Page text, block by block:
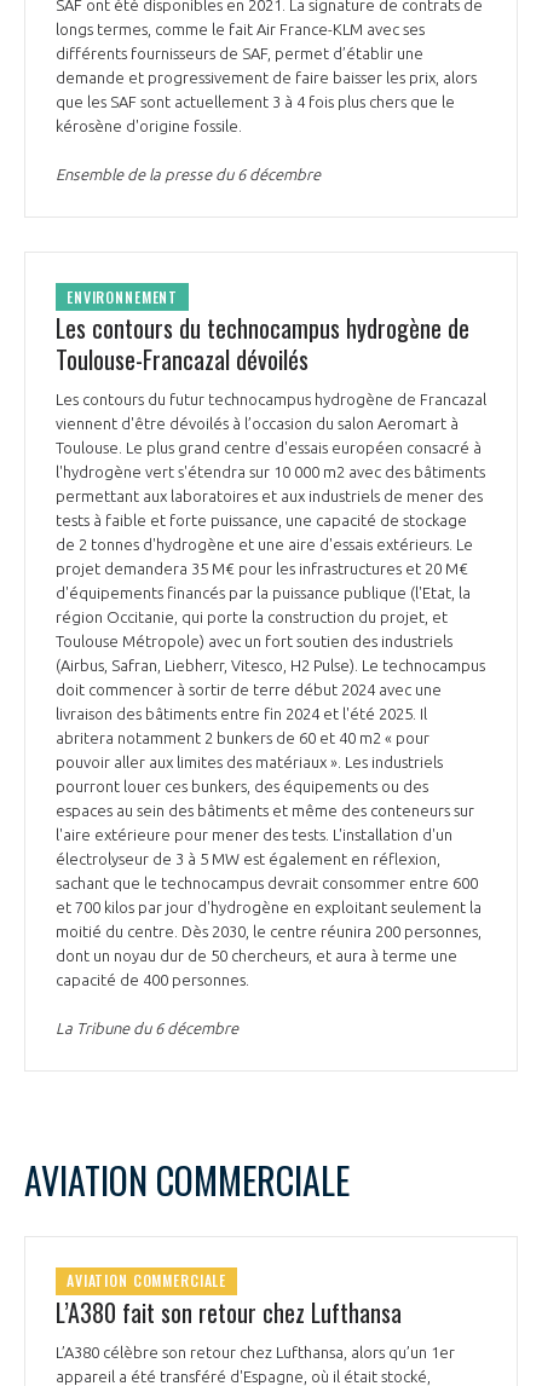
SAF ont été disponibles en 2021. La signature de contrats de
longs termes, comme le fait Air France-KLM avec ses
différents fournisseurs de SAF, permet d’établir une
demande et progressivement de faire baisser les prix, alors
que les SAF sont actuellement 3 à 4 fois plus chers que le
kérosène d'origine fossile.
Ensemble de la presse du 6 décembre
ENVIRONNEMENT
Les contours du technocampus hydrogène de
Toulouse-Francazal dévoilés
Les contours du futur technocampus hydrogène de Francazal
viennent d'être dévoilés à l’occasion du salon Aeromart à
Toulouse. Le plus grand centre d'essais européen consacré à
l'hydrogène vert s'étendra sur 10 000 m2 avec des bâtiments
permettant aux laboratoires et aux industriels de mener des
tests à faible et forte puissance, une capacité de stockage
de 2 tonnes d'hydrogène et une aire d'essais extérieurs. Le
projet demandera 35 M€ pour les infrastructures et 20 M€
d'équipements financés par la puissance publique (l'Etat, la
région Occitanie, qui porte la construction du projet, et
Toulouse Métropole) avec un fort soutien des industriels
(Airbus, Safran, Liebherr, Vitesco, H2 Pulse). Le technocampus
doit commencer à sortir de terre début 2024 avec une
livraison des bâtiments entre fin 2024 et l'été 2025. Il
abritera notamment 2 bunkers de 60 et 40 m2 « pour
pouvoir aller aux limites des matériaux ». Les industriels
pourront louer ces bunkers, des équipements ou des
espaces au sein des bâtiments et même des conteneurs sur
l'aire extérieure pour mener des tests. L'installation d'un
électrolyseur de 3 à 5 MW est également en réflexion,
sachant que le technocampus devrait consommer entre 600
et 700 kilos par jour d'hydrogène en exploitant seulement la
moitié du centre. Dès 2030, le centre réunira 200 personnes,
dont un noyau dur de 50 chercheurs, et aura à terme une
capacité de 400 personnes.
La Tribune du 6 décembre
AVIATION COMMERCIALE
AVIATION COMMERCIALE
L’A380 fait son retour chez Lufthansa
L’A380 célèbre son retour chez Lufthansa, alors qu’un 1er
appareil a été transféré d'Espagne, où il était stocké,